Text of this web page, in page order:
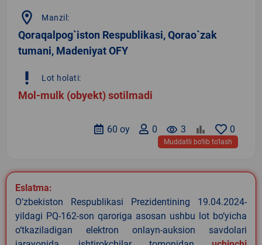
location_on Manzil:
Qoraqalpog`iston Respublikasi, Qorao`zak
tumani, Madeniyat OFY
priority_high Lot holati:
Mol-mulk (obyekt) sotilmadi
0
remove_red_eye 3
0
60 oy
Muddatli bo‘lib to‘lash
Eslatma:
O‘zbekiston Respublikasi Prezidentining 19.04.2024-
yildagi PQ-162-son qaroriga asosan ushbu lot bo‘yicha
o‘tkaziladigan elektron onlayn-auksion savdolari